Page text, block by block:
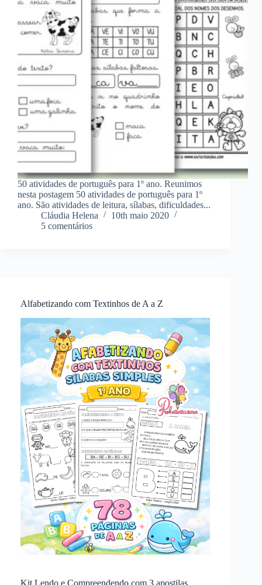
50 atividades de português para 1º ano. Reunimos
nesta postagem 50 atividades de português para 1º
ano. São atividades de leitura, sílabas, dificuldades...
Cláudia Helena
10th maio 2020
5 comentários
Alfabetizando com Textinhos de A a Z
Kit Lendo e Compreendendo com 3 apostilas